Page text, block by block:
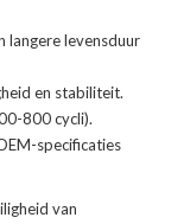
langere levensduur
en stabiliteit.
800 cycli).
specificaties
van